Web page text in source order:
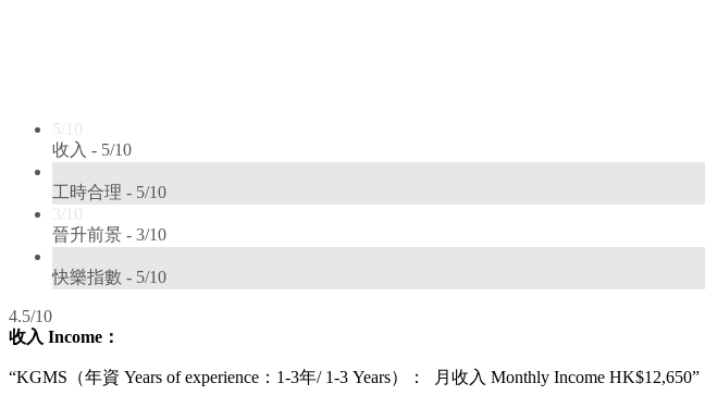
5/10
收入 - 5/10
工時合理 - 5/10
3/10
晉升前景 - 3/10
快樂指數 - 5/10
4.5/10
收入 Income ：
“KGMS（年資 Years of experience：1-3年/ 1-3 Years） ： 月收入 Monthly Income HK$12,650”